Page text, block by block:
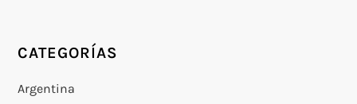
CATEGORÍAS
Argentina